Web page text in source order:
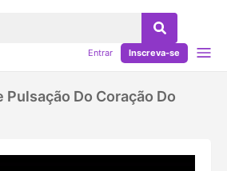
Entrar Inscreva-se
Pulsação Do Coração Do